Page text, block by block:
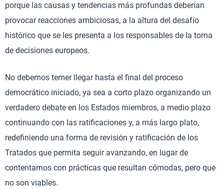
porque las causas y tendencias más profundas deberían
provocar reacciones ambiciosas, a la altura del desafío
histórico que se les presenta a los responsables de la toma
de decisiones europeos.
No debemos temer llegar hasta el final del proceso
democrático iniciado, ya sea a corto plazo organizando un
verdadero debate en los Estados miembros, a medio plazo
continuando con las ratificaciones y, a más largo plato,
redefiniendo una forma de revisión y ratificación de los
Tratados que permita seguir avanzando, en lugar de
contentarnos con prácticas que resultan cómodas, pero que
no son viables.